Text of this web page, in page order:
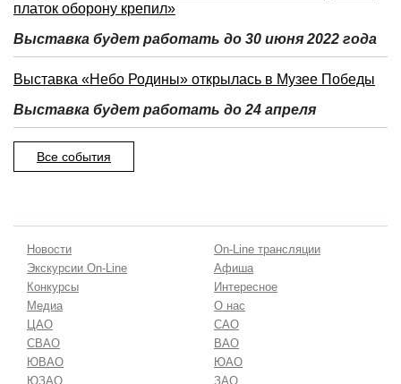
платок оборону крепил»
Выставка будет работать до 30 июня 2022 года
Выставка «Небо Родины» открылась в Музее Победы
Выставка будет работать до 24 апреля
Все события
Новости
On-Line трансляции
Экскурсии On-Line
Афиша
Конкурсы
Интересное
Медиа
О нас
ЦАО
САО
СВАО
ВАО
ЮВАО
ЮАО
ЮЗАО
ЗАО